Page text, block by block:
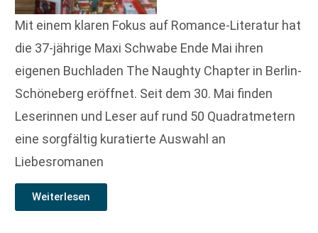
Mit einem klaren Fokus auf Romance-Literatur hat
die 37-jährige Maxi Schwabe Ende Mai ihren
eigenen Buchladen The Naughty Chapter in Berlin-
Schöneberg eröffnet. Seit dem 30. Mai finden
Leserinnen und Leser auf rund 50 Quadratmetern
eine sorgfältig kuratierte Auswahl an
Liebesromanen
Weiterlesen